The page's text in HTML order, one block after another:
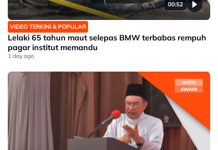
00:52
VIDEO TERKINI & POPULAR
Lelaki 65 tahun maut selepas BMW terbabas rempuh
pagar institut memandu
1 day ago